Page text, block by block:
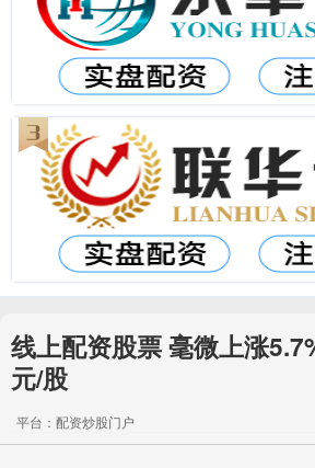
线上配资股票 毫微上涨
元/股
平台：配资炒股门户